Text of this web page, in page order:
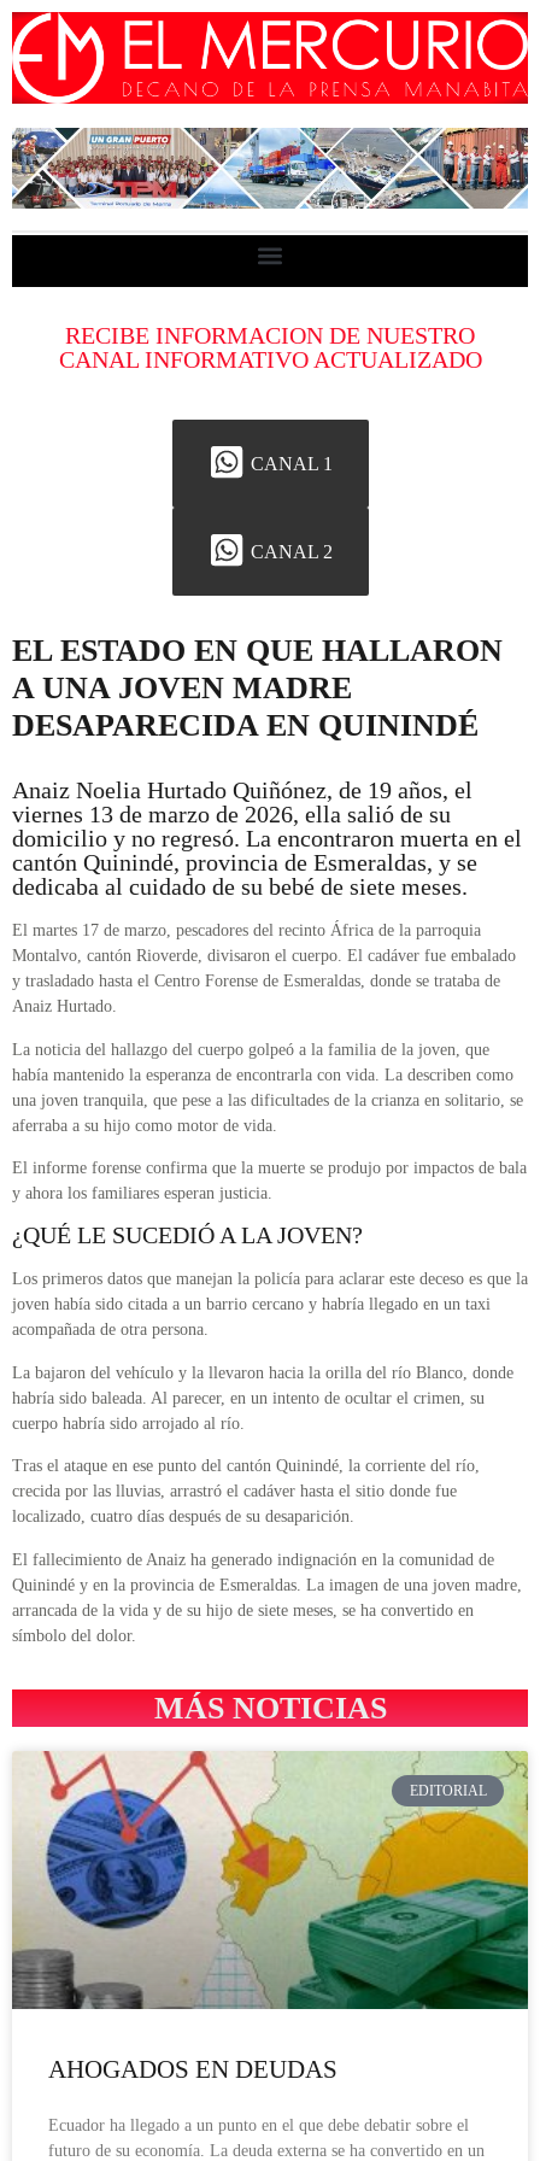
RECIBE INFORMACION DE NUESTRO
CANAL INFORMATIVO ACTUALIZADO
CANAL 1
CANAL 2
EL ESTADO EN QUE HALLARON
A UNA JOVEN MADRE
DESAPARECIDA EN QUININDÉ
Anaiz Noelia Hurtado Quiñónez, de 19 años, el
viernes 13 de marzo de 2026, ella salió de su
domicilio y no regresó. La encontraron muerta en el
cantón Quinindé, provincia de Esmeraldas, y se
dedicaba al cuidado de su bebé de siete meses.
El martes 17 de marzo, pescadores del recinto África de la parroquia
Montalvo, cantón Rioverde, divisaron el cuerpo. El cadáver fue embalado
y trasladado hasta el Centro Forense de Esmeraldas, donde se trataba de
Anaiz Hurtado.
La noticia del hallazgo del cuerpo golpeó a la familia de la joven, que
había mantenido la esperanza de encontrarla con vida. La describen como
una joven tranquila, que pese a las dificultades de la crianza en solitario, se
aferraba a su hijo como motor de vida.
El informe forense confirma que la muerte se produjo por impactos de bala
y ahora los familiares esperan justicia.
¿QUÉ LE SUCEDIÓ A LA JOVEN?
Los primeros datos que manejan la policía para aclarar este deceso es que la
joven había sido citada a un barrio cercano y habría llegado en un taxi
acompañada de otra persona.
La bajaron del vehículo y la llevaron hacia la orilla del río Blanco, donde
habría sido baleada. Al parecer, en un intento de ocultar el crimen, su
cuerpo habría sido arrojado al río.
Tras el ataque en ese punto del cantón Quinindé, la corriente del río,
crecida por las lluvias, arrastró el cadáver hasta el sitio donde fue
localizado, cuatro días después de su desaparición.
El fallecimiento de Anaiz ha generado indignación en la comunidad de
Quinindé y en la provincia de Esmeraldas. La imagen de una joven madre,
arrancada de la vida y de su hijo de siete meses, se ha convertido en
símbolo del dolor.
MÁS NOTICIAS
EDITORIAL
AHOGADOS EN DEUDAS
Ecuador ha llegado a un punto en el que debe debatir sobre el
futuro de su economía. La deuda externa se ha convertido en un